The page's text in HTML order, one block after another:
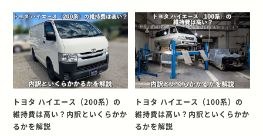
トヨタ ハイエース（200系）の
維持費は高い？内訳といくらかか
るかを解説
トヨタ ハイエース（100系）の
維持費は高い？内訳といくらかか
るかを解説